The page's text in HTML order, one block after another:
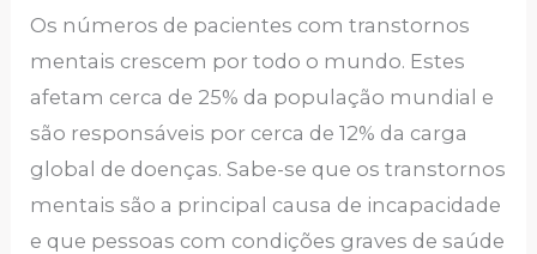
Os números de pacientes com transtornos
mentais crescem por todo o mundo. Estes
afetam cerca de 25% da população mundial e
são responsáveis por cerca de 12% da carga
global de doenças. Sabe-se que os transtornos
mentais são a principal causa de incapacidade
e que pessoas com condições graves de saúde